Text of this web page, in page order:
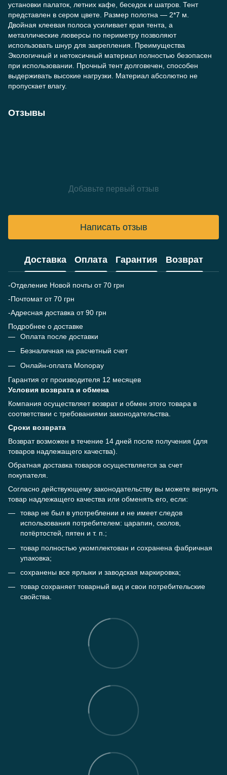
установки палаток, летних кафе, беседок и шатров. Тент
представлен в сером цвете. Размер полотна — 2*7 м.
Двойная клеевая полоса усиливает края тента, а
металлические люверсы по периметру позволяют
использовать шнур для закрепления. Преимущества
Экологичный и нетоксичный материал полностью безопасен
при использовании. Прочный тент долговечен, способен
выдерживать высокие нагрузки. Материал абсолютно не
пропускает влагу.
Отзывы
Добавьте первый отзыв
Написать отзыв
Доставка Оплата Гарантия Возврат
-Отделение Новой почты от 70 грн
-Почтомат от 70 грн
-Адресная доставка от 90 грн
Подробнее о доставке
Оплата после доставки
Безналичная на расчетный счет
Онлайн-оплата Monopay
Гарантия от производителя 12 месяцев
Условия возврата и обмена
Компания осуществляет возврат и обмен этого товара в
соответствии с требованиями законодательства.
Сроки возврата
Возврат возможен в течение 14 дней после получения (для
товаров надлежащего качества).
Обратная доставка товаров осуществляется за счет
покупателя.
Согласно действующему законодательству вы можете вернуть
товар надлежащего качества или обменять его, если:
товар не был в употреблении и не имеет следов
использования потребителем: царапин, сколов,
потёртостей, пятен и т. п.;
товар полностью укомплектован и сохранена фабричная
упаковка;
сохранены все ярлыки и заводская маркировка;
товар сохраняет товарный вид и свои потребительские
свойства.